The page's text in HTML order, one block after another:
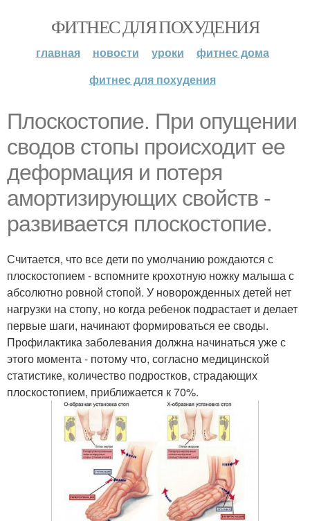
ФИТНЕС ДЛЯ ПОХУДЕНИЯ
главная новости уроки
фитнес дома
фитнес для похудения
Плоскостопие. При опущении
сводов стопы происходит ее
деформация и потеря
амортизирующих свойств -
развивается плоскостопие.
Считается, что все дети по умолчанию рождаются с
плоскостопием - вспомните крохотную ножку малыша с
абсолютно ровной стопой. У новорожденных детей нет
нагрузки на стопу, но когда ребенок подрастает и делает
первые шаги, начинают формироваться ее своды.
Профилактика заболевания должна начинаться уже с
этого момента - потому что, согласно медицинской
статистике, количество подростков, страдающих
плоскостопием, приближается к 70%.